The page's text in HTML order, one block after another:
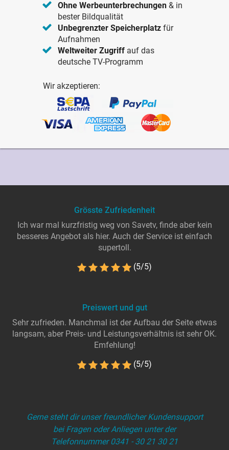
Ohne Werbeunterbrechungen & in
bester Bildqualität
Unbegrenzter Speicherplatz für
Aufnahmen
Weltweiter Zugriff auf das
deutsche TV-Programm
Wir akzeptieren:
Grösste Zufriedenheit
Ich war mal kurzfristig weg von Savetv, finde aber kein
besseres Angebot als hier. Auch der Service ist einfach
supertoll.
(5/5)
Preiswert und gut
Sehr zufrieden. Manchmal ist der Aufbau der Seite etwas
langsam, aber Preis- und Leistungsverhältnis ist sehr OK.
Emfehlung!
(5/5)
Gerne steht dir unser freundlicher Kundensupport
bei Fragen oder Anliegen unter der
Telefonnummer 0341 - 30 21 30 21